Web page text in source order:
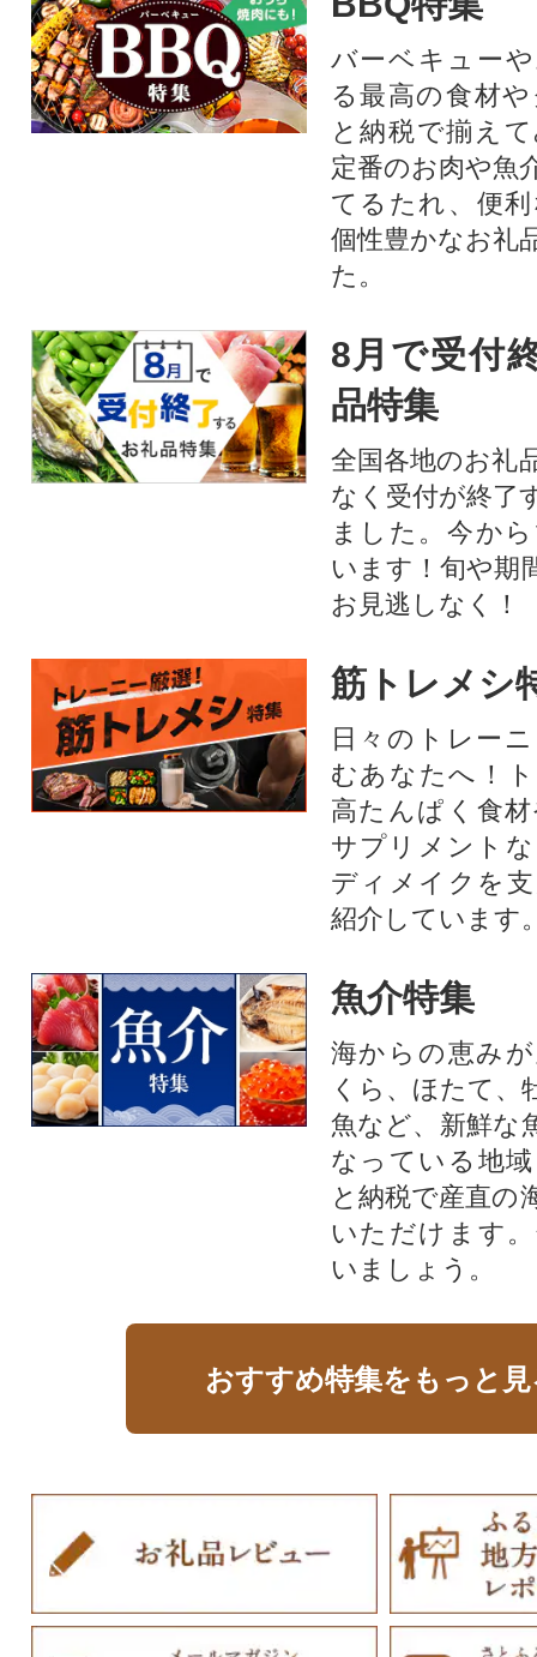
バーベキュー
る最高の食材
と納税で揃え
定番のお肉や魚
てるたれ、便
個性豊かなお礼
た。
8月で受付
品特集
全国各地のお礼
なく受付が終了
ました。今か
います！旬や期
お見逃しなく！
筋トレメシ
日々のトレー
むあなたへ！
高たんぱく食
サプリメント
ディメイクを
紹介しています
魚介特集
海からの恵み
くら、ほたて、
魚など、新鮮な
なっている地
と納税で産直の
いただけます
いましょう。
おすすめ特集をもっと